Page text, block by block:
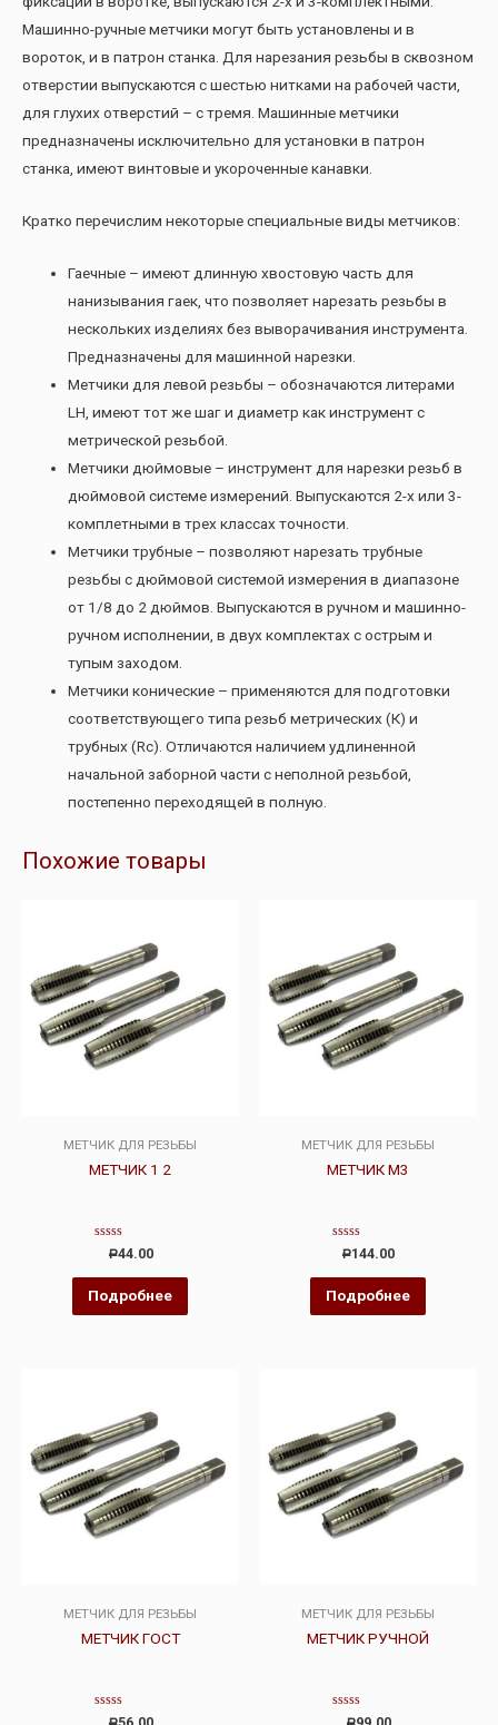
Машинно-ручные метчики могут быть установлены и в
вороток, и в патрон станка. Для нарезания резьбы в сквозном
отверстии выпускаются с шестью нитками на рабочей части,
для глухих отверстий – с тремя. Машинные метчики
предназначены исключительно для установки в патрон
станка, имеют винтовые и укороченные канавки.
Кратко перечислим некоторые специальные виды метчиков:
Гаечные – имеют длинную хвостовую часть для
нанизывания гаек, что позволяет нарезать резьбы в
нескольких изделиях без выворачивания инструмента.
Предназначены для машинной нарезки.
Метчики для левой резьбы – обозначаются литерами
LH, имеют тот же шаг и диаметр как инструмент с
метрической резьбой.
Метчики дюймовые – инструмент для нарезки резьб в
дюймовой системе измерений. Выпускаются 2-х или 3-
комплетными в трех классах точности.
Метчики трубные – позволяют нарезать трубные
резьбы с дюймовой системой измерения в диапазоне
от 1/8 до 2 дюймов. Выпускаются в ручном и машинно-
ручном исполнении, в двух комплектах с острым и
тупым заходом.
Метчики конические – применяются для подготовки
соответствующего типа резьб метрических (К) и
трубных (Rc). Отличаются наличием удлиненной
начальной заборной части с неполной резьбой,
постепенно переходящей в полную.
Похожие товары
МЕТЧИК ДЛЯ РЕЗЬБЫ
МЕТЧИК 1 2
Оценка
из
5
Р44.00
Подробнее
МЕТЧИК ДЛЯ РЕЗЬБЫ
МЕТЧИК М3
Оценка
из
5
Р144.00
Подробнее
МЕТЧИК ДЛЯ РЕЗЬБЫ
МЕТЧИК ГОСТ
Оценка
Р
МЕТЧИК ДЛЯ РЕЗЬБЫ
МЕТЧИК РУЧНОЙ
Оценка
Р